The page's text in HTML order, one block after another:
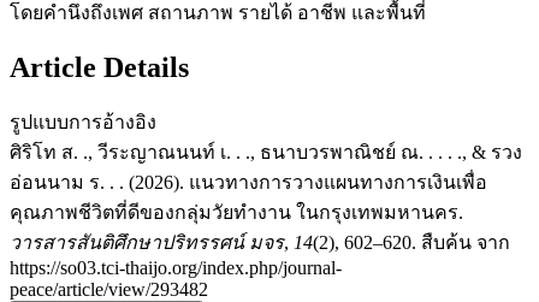
โดยคำนึงถึงเพศ สถานภาพ รายได้ อาชีพ และพื้นที่
Article Details
รูปแบบการอ้างอิง
ศิริโท ส. ., วีระญาณนนท์ เ. . ., ธนาบวรพาณิชย์ ณ. . . . ., & รวง
อ่อนนาม ร. . . (2026). แนวทางการวางแผนทางการเงินเพื่อ
คุณภาพชีวิตที่ดีของกลุ่มวัยทำงาน ในกรุงเทพมหานคร.
วารสารสันติศึกษาปริทรรศน์ มจร, 14(2), 602–620. สืบค้น จาก
https://so03.tci-thaijo.org/index.php/journal-
peace/article/view/293482